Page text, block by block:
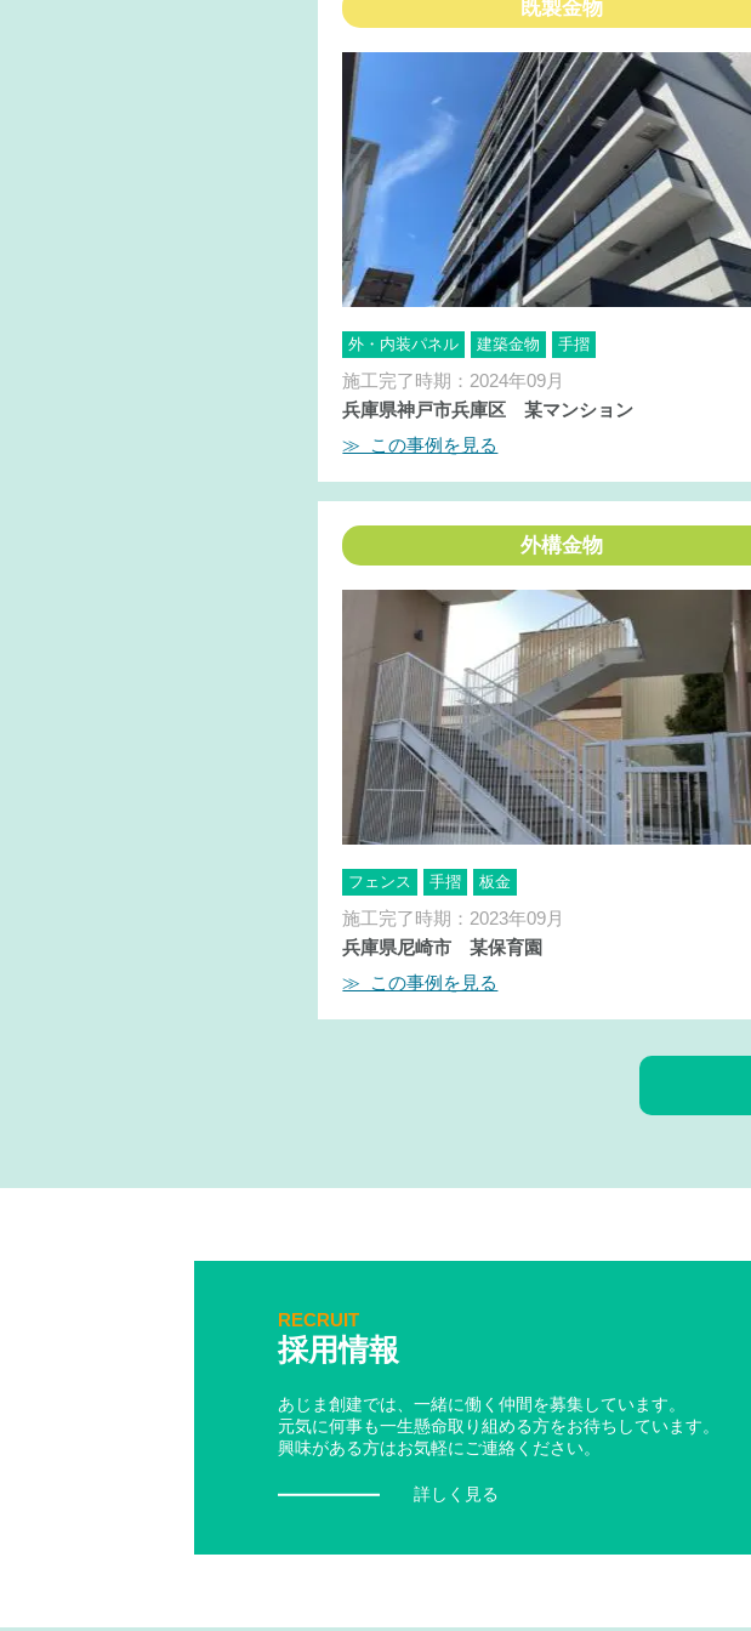
既製金物
外・内装パネル 建築金物 手摺
施工完了時期：2024年09月
兵庫県神戸市兵庫区 某マンション
≫ この事例を見る
外構金物
フェンス 手摺 板金
施工完了時期：2023年09月
兵庫県尼崎市 某保育園
≫ この事例を見る
RECRUIT
採用情報
あじま創建では、一緒に働く仲間を募集しています。
元気に何事も一生懸命取り組める方をお待ちしています。
興味がある方はお気軽にご連絡ください。
詳しく見る